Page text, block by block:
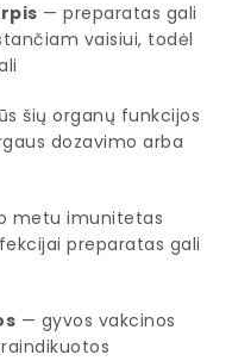
— preparatas gali
vaisiui, todėl
šių organų funkcijos
dozavimo arba
metu imunitetas
preparatas gali
— gyvos vakcinos